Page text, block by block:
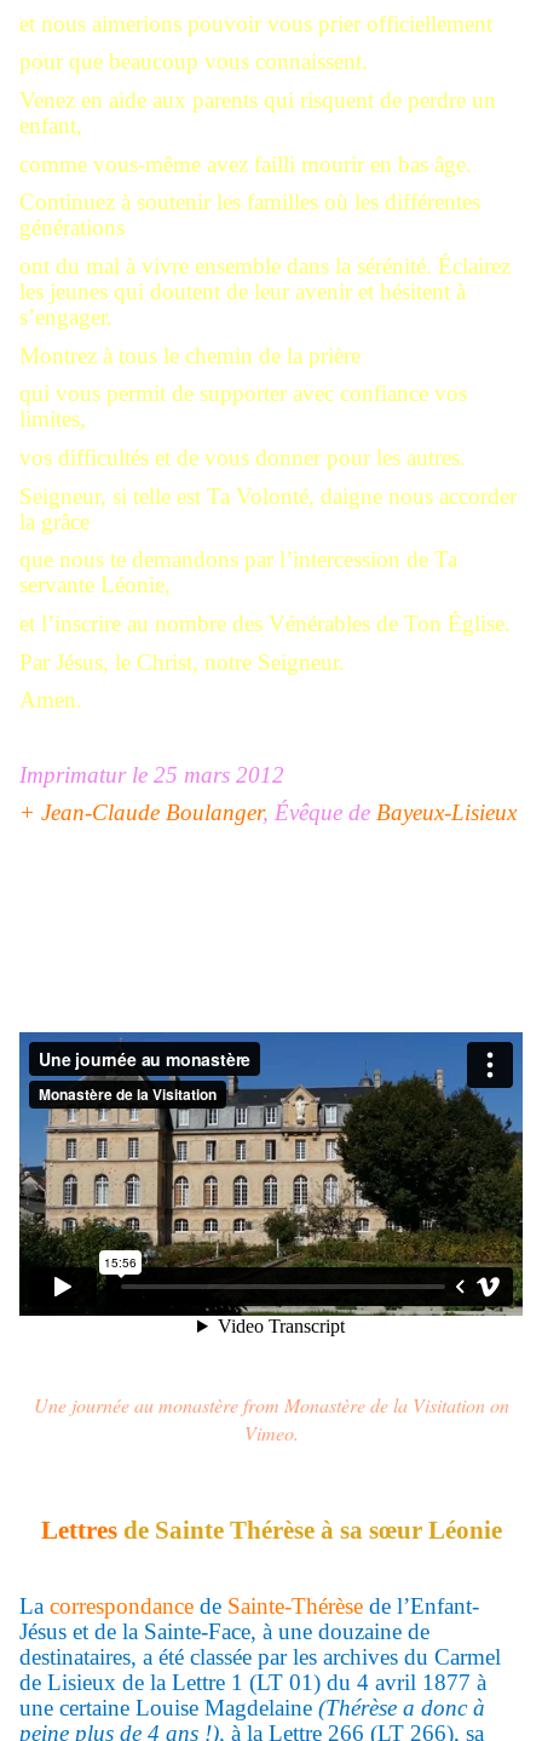
et nous aimerions pouvoir vous prier officiellement
pour que beaucoup vous connaissent.
Venez en aide aux parents qui risquent de perdre un
enfant,
comme vous-même avez failli mourir en bas âge.
Continuez à soutenir les familles où les différentes
générations
ont du mal à vivre ensemble dans la sérénité. Éclairez
les jeunes qui doutent de leur avenir et hésitent à
s’engager.
Montrez à tous le chemin de la prière
qui vous permit de supporter avec confiance vos
limites,
vos difficultés et de vous donner pour les autres.
Seigneur, si telle est Ta Volonté, daigne nous accorder
la grâce
que nous te demandons par l’intercession de Ta
servante Léonie,
et l’inscrire au nombre des Vénérables de Ton Église.
Par Jésus, le Christ, notre Seigneur.
Amen.
Imprimatur le 25 mars 2012
+ Jean-Claude Boulanger, Évêque de Bayeux-Lisieux
Une journée au monastèrefrom Monastère de la Visitationon
Vimeo.
Lettresde Sainte Thérèse à sa sœur Léonie
La correspondance de Sainte-Thérèse de l’Enfant-
Jésus et de la Sainte-Face, à une douzaine de
destinataires, a été classée par les archives du Carmel
de Lisieux de la Lettre 1 (LT 01) du 4 avril 1877 à
une certaine Louise Magdelaine (Thérèse a donc à
peine plus de 4 ans !), à la Lettre 266 (LT 266), sa